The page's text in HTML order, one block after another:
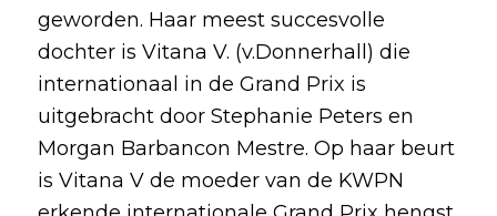
geworden. Haar meest succesvolle
dochter is Vitana V. (v.Donnerhall) die
internationaal in de Grand Prix is
uitgebracht door Stephanie Peters en
Morgan Barbancon Mestre. Op haar beurt
is Vitana V de moeder van de KWPN